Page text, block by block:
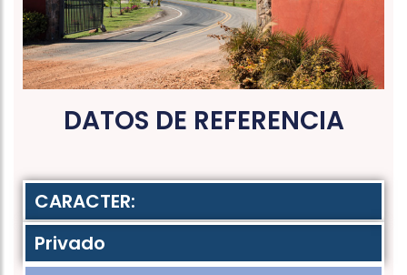
DATOS DE REFERENCIA
CARACTER:
Privado